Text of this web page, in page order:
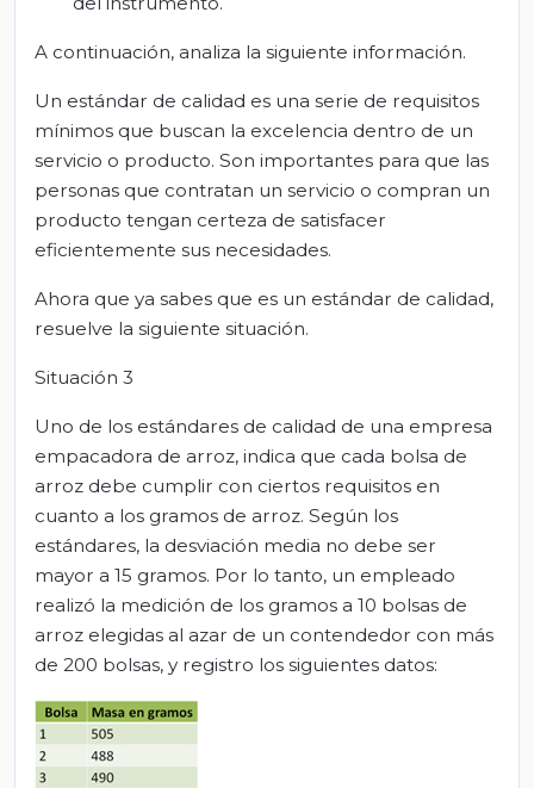
A continuación, analiza la siguiente información.
Un estándar de calidad es una serie de requisitos
mínimos que buscan la excelencia dentro de un
servicio o producto. Son importantes para que las
personas que contratan un servicio o compran un
producto tengan certeza de satisfacer
eficientemente sus necesidades.
Ahora que ya sabes que es un estándar de calidad,
resuelve la siguiente situación.
Situación 3
Uno de los estándares de calidad de una empresa
empacadora de arroz, indica que cada bolsa de
arroz debe cumplir con ciertos requisitos en
cuanto a los gramos de arroz. Según los
estándares, la desviación media no debe ser
mayor a 15 gramos. Por lo tanto, un empleado
realizó la medición de los gramos a 10 bolsas de
arroz elegidas al azar de un contendedor con más
de 200 bolsas, y registro los siguientes datos: